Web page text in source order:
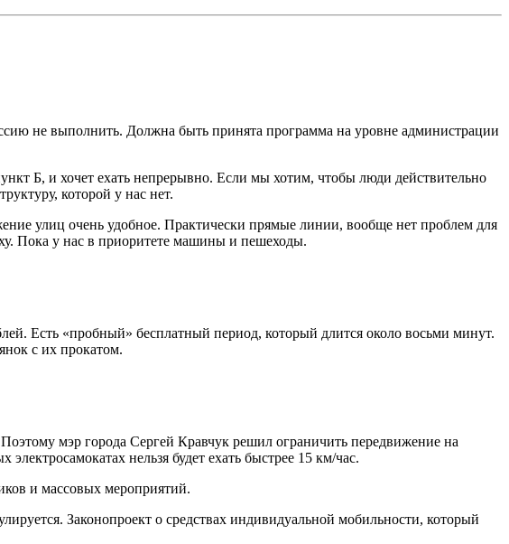
не выполнить. Должна быть принята программа на уровне администрации
Б, и хочет ехать непрерывно. Если мы хотим, чтобы люди действительно
которой у нас нет.
улиц очень удобное. Практически прямые линии, вообще нет проблем для
Пока у нас в приоритете машины и пешеходы.
Есть «пробный» бесплатный период, который длится около восьми минут.
с их прокатом.
мэр города Сергей Кравчук решил ограничить передвижение на
нельзя будет ехать быстрее 15 км/час.
и массовых мероприятий.
Законопроект о средствах индивидуальной мобильности, который